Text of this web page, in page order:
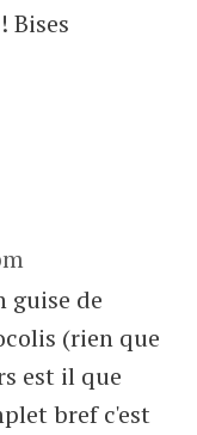
Bises
guise de
(rien que
est il que
bref c'est